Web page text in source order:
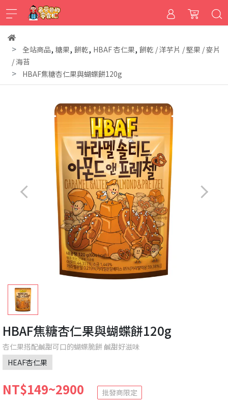
全站商品, 糖果, 餅乾, HBAF 杏仁果, 餅乾 / 洋芋片 / 堅果 / 麥片
/ 海苔
HBAF焦糖杏仁果與蝴蝶餅120g
HBAF焦糖杏仁果與蝴蝶餅120g
杏仁果搭配鹹甜可口的蝴蝶脆餅 鹹甜好滋味
HEAF杏仁果
NT$149~2900
批發商限定